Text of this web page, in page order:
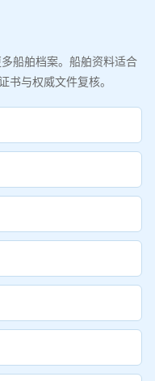
船舶档案。船舶资料适合
书与权威文件复核。